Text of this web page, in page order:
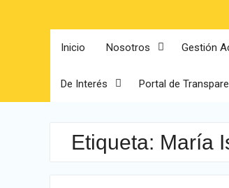
Inicio Nosotros Gestión
De Interés Portal de
Etiqueta: María